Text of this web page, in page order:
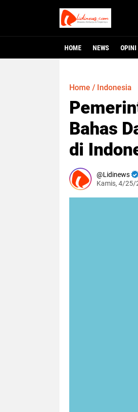
HOME NEWS OPINI
Home / Indonesia
Bahas
di
Lidinews
Kamis, 4/25/